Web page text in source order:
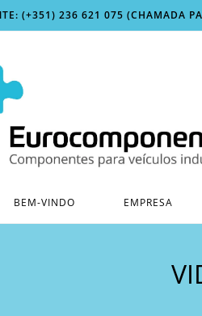
(+351) 236 621 075 (CHAMADA
BEM-VINDO EMPRESA